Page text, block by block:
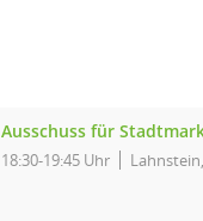
Ausschuss für
18:30-19:45 Uhr